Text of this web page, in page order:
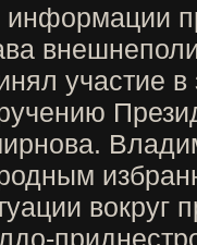
информации
участие
вокруг